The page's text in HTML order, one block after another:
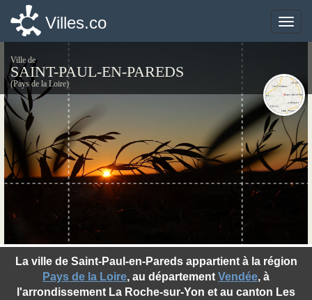
Toggle
Villes.co
Ville de
SAINT-PAUL-EN-PAREDS
(Pays de la Loire)
La ville de Saint-Paul-en-Pareds appartient à la région
Pays de la Loire, au département Vendée, à
l'arrondissement La Roche-sur-Yon et au canton Les
Toggle
Villes.co